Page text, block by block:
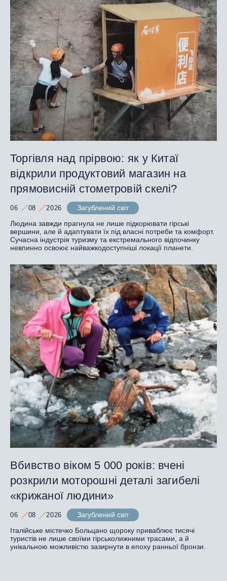
Торгівля над прірвою: як у Китаї
відкрили продуктовий магазин на
прямовисній стометровій скелі?
06 08 2026
Загублений світ
Людина завжди прагнула не лише підкорювати гірські
вершини, але й адаптувати їх під власні потреби та комфорт.
Сучасна індустрія туризму та екстремального відпочинку
невпинно освоює найважкодоступніші локації планети.
Вбивство віком 5 000 років: вчені
розкрили моторошні деталі загибелі
«крижаної людини»
06 08 2026
Загублений світ
Італійське містечко Больцано щороку приваблює тисячі
туристів не лише своїми гірськолижними трасами, а й
унікальною можливістю зазирнути в епоху ранньої бронзи.